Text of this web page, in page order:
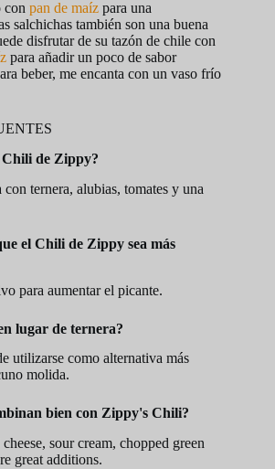
con pan de maíz para una
salchichas también son una buena
disfrutar de su tazón de chile con
para añadir un poco de sabor
beber, me encanta con un vaso frío
Chili de Zippy?
ternera, alubias, tomates y una
el Chili de Zippy sea más
para aumentar el picante.
lugar de ternera?
utilizarse como alternativa más
molida.
bien con Zippy's Chili?
sour cream, chopped green
great additions.